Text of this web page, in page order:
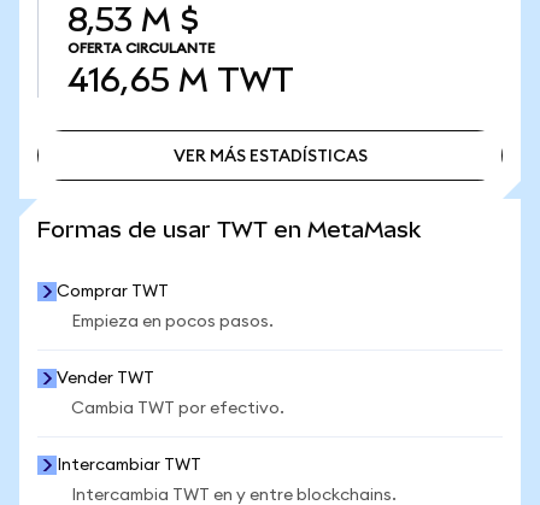
8,53 M $
OFERTA CIRCULANTE
416,65 M TWT
VER MÁS ESTADÍSTICAS
Formas de usar TWT en MetaMask
Comprar TWT
Empieza en pocos pasos.
Vender TWT
Cambia TWT por efectivo.
Intercambiar TWT
Intercambia TWT en y entre blockchains.